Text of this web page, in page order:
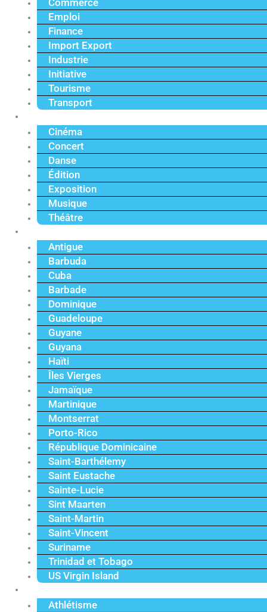
Commerce
Emploi
Finance
Import Export
Industrie
Initiative
Tourisme
Transport
Cinéma
Concert
Danse
Édition
Exposition
Musique
Théâtre
Antigue
Barbuda
Cuba
Barbade
Dominique
Guadeloupe
Guyane
Guyana
Haïti
Îles Vierges
Jamaïque
Martinique
Montserrat
Porto-Rico
République Dominicaine
Saint-Barthélemy
Saint Eustache
Sainte-Lucie
Sint Maarten
Saint-Martin
Saint-Vincent
Suriname
Trinidad et Tobago
US Virgin Island
Athlétisme